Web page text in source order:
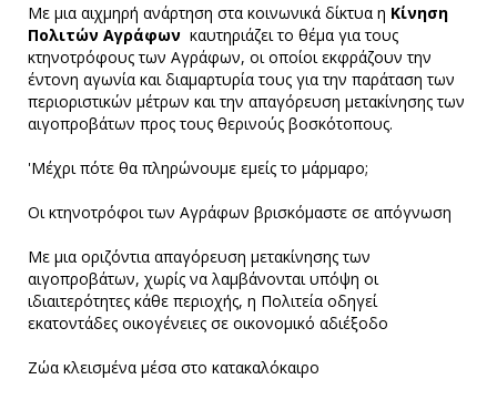
Με μια αιχμηρή ανάρτηση στα κοινωνικά δίκτυα η Κίνηση
Πολιτών Αγράφων καυτηριάζει το θέμα για τους
κτηνοτρόφους των Αγράφων, οι οποίοι εκφράζουν την
έντονη αγωνία και διαμαρτυρία τους για την παράταση των
περιοριστικών μέτρων και την απαγόρευση μετακίνησης των
αιγοπροβάτων προς τους θερινούς βοσκότοπους.
'Μέχρι πότε θα πληρώνουμε εμείς το μάρμαρο;
Οι κτηνοτρόφοι των Αγράφων βρισκόμαστε σε απόγνωση
Με μια οριζόντια απαγόρευση μετακίνησης των
αιγοπροβάτων, χωρίς να λαμβάνονται υπόψη οι
ιδιαιτερότητες κάθε περιοχής, η Πολιτεία οδηγεί
εκατοντάδες οικογένειες σε οικονομικό αδιέξοδο
Ζώα κλεισμένα μέσα στο κατακαλόκαιρο